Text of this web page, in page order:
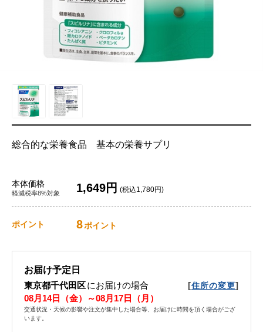
総合的な栄養食品 基本の栄養サプリ
本体価格
軽減税率8%対象 1,649円 (税込1,780円)
ポイント 8ポイント
お届け予定日
東京都千代田区にお届けの場合 [住所の変更]
08月14日（金）～08月17日（月）
交通状況・天候の影響や注文が集中した場合等、お届けに時間を頂く場合がござ
います。